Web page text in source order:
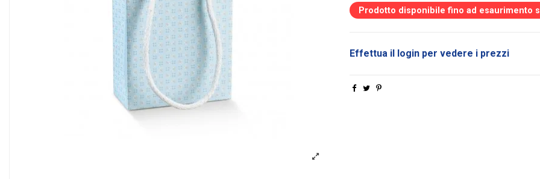
Prodotto disponibile fino ad esaurimento
Effettua il login per vedere i prezzi